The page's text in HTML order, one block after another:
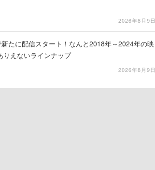
2026年8月9日
たに配信スタート！なんと2018年～2024年の映
りえないラインナップ
2026年8月9日